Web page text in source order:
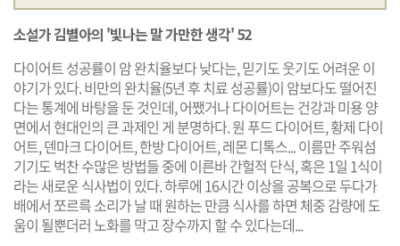
소설가 김별아의 '빛나는 말 가만한 생각' 52
다이어트 성공률이 암 완치율보다 낮다는, 믿기도 웃기도 어려운 이
야기가 있다. 비만의 완치율(5년 후 치료 성공률)이 암보다도 떨어진
다는 통계에 바탕을 둔 것인데, 어쨌거나 다이어트는 건강과 미용 양
면에서 현대인의 큰 과제인 게 분명하다. 원 푸드 다이어트, 황제 다이
어트, 덴마크 다이어트, 한방 다이어트, 레몬 디톡스... 이름만 주워섬
기기도 벅찬 수많은 방법들 중에 이른바 간헐적 단식, 혹은 1일 1식이
라는 새로운 식사법이 있다. 하루에 16시간 이상을 공복으로 두다가
배에서 쪼르륵 소리가 날 때 원하는 만큼 식사를 하면 체중 감량에 도
움이 될뿐더러 노화를 막고 장수까지 할 수 있다는데...